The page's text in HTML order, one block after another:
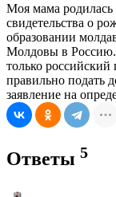
Моя мама
свидетельства о
образовании
Молдовы в Россию.
только
правильно подать
заявление на
Ответы 5